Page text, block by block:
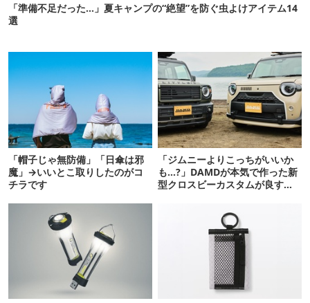
「準備不足だった…」夏キャンプの“絶望”を防ぐ虫よけアイテム14
選
「帽子じゃ無防備」「日傘は邪
魔」→いいとこ取りしたのがコ
チラです
「ジムニーよりこっちがいいか
も…?」DAMDが本気で作った新
型クロスビーカスタムが良すぎ